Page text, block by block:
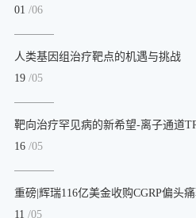
01 /06
人类基因组治疗靶点的机遇与挑战
19 /05
靶向治疗罕见病的新希望-离子通道
16 /05
重磅|辉瑞116亿美金收购CGRP偏头
11 /05